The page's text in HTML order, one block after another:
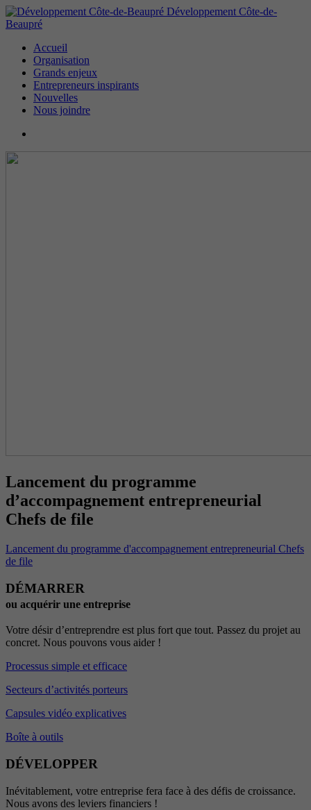
Développement Côte-de-
Beaupré
Accueil
Organisation
Grands enjeux
Entrepreneurs inspirants
Nouvelles
Nous joindre
Lancement du programme
d’accompagnement entrepreneurial
Chefs de file
Lancement du programme d'accompagnement entrepreneurial Chefs
de file
DÉMARRER
ou acquérir une entreprise
Votre désir d’entreprendre est plus fort que tout. Passez du projet au
concret. Nous pouvons vous aider !
Processus simple et efficace
Secteurs d’activités porteurs
Capsules vidéo explicatives
Boîte à outils
DÉVELOPPER
Inévitablement, votre entreprise fera face à des défis de croissance.
Nous avons des leviers financiers !